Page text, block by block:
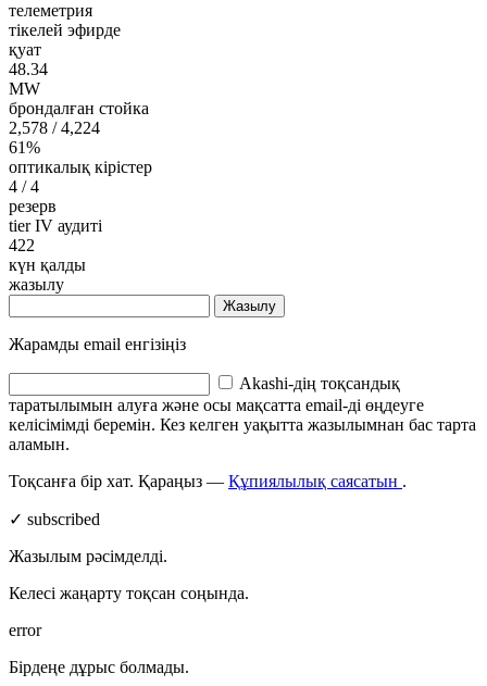
телеметрия
тікелей эфирде
қуат
48.34
MW
брондалған стойка
2,578 / 4,224
61%
оптикалық кірістер
4 / 4
резерв
tier IV аудиті
422
күн қалды
жазылу
Жазылу
Жарамды email енгізіңіз
Akashi-дің тоқсандық
таратылымын алуға және осы мақсатта email-ді өңдеуге
келісімімді беремін. Кез келген уақытта жазылымнан бас тарта
аламын.
Тоқсанға бір хат. Қараңыз — Құпиялылық саясатын .
✓ subscribed
Жазылым рәсімделді.
Келесі жаңарту тоқсан соңында.
error
Бірдеңе дұрыс болмады.